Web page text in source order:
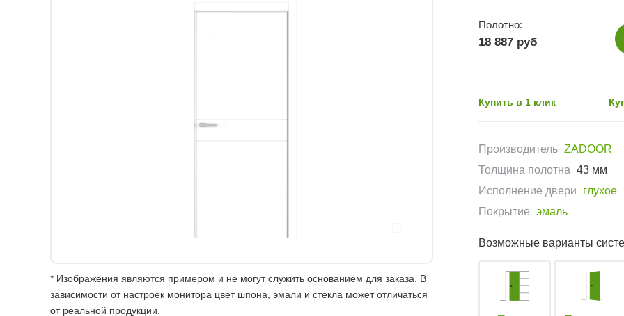
* Изображения являются примером и не могут служить основанием для заказа. В
зависимости от настроек монитора цвет шпона, эмали и стекла может отличаться
от реальной продукции.
Полотно:
18 887 руб
Купить в 1 клик
Производитель ZADOOR
Толщина полотна 43 мм
Исполнение двери
глухое
Покрытие эмаль
Возможные варианты